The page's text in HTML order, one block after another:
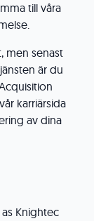
till våra
men senast
är du
karriärsida
av dina
Knightec